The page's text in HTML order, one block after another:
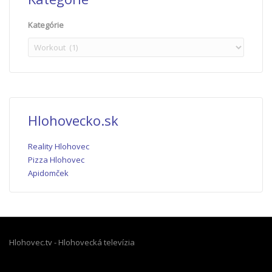
Kategórie
Hlohovecko.sk
Reality Hlohovec
Pizza Hlohovec
Apidomček
Hlohovec.tv - Hlohovecká televízia